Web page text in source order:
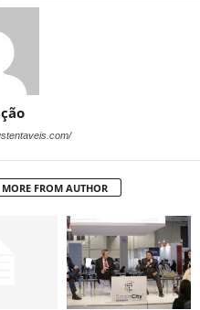
MORE FROM AUTHOR